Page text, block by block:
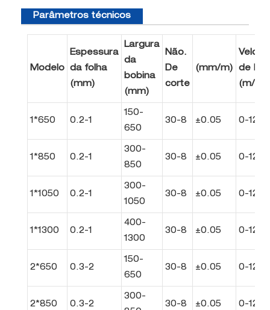
Parâmetros técnicos
Modelo
Espessura
da folha
(mm)
Largura
da
bobina
(mm)
Não.
De
corte
(mm/m)
de
(m/
1*650 0.2-1
150-
650
30-8 ±0.05 0-120
1*850 0.2-1
300-
850
30-8 ±0.05 0-120
1*1050 0.2-1
300-
1050
30-8 ±0.05 0-120
1*1300 0.2-1
400-
1300
30-8 ±0.05 0-120
2*650 0.3-2
150-
650
30-8 ±0.05 0-120
2*850 0.3-2
300-
30-8 ±0.05 0-120